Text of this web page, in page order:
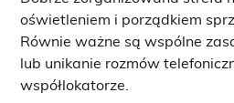
oświetleniem i porządkiem
Równie ważne są wspólne
lub unikanie rozmów
współlokatorze.